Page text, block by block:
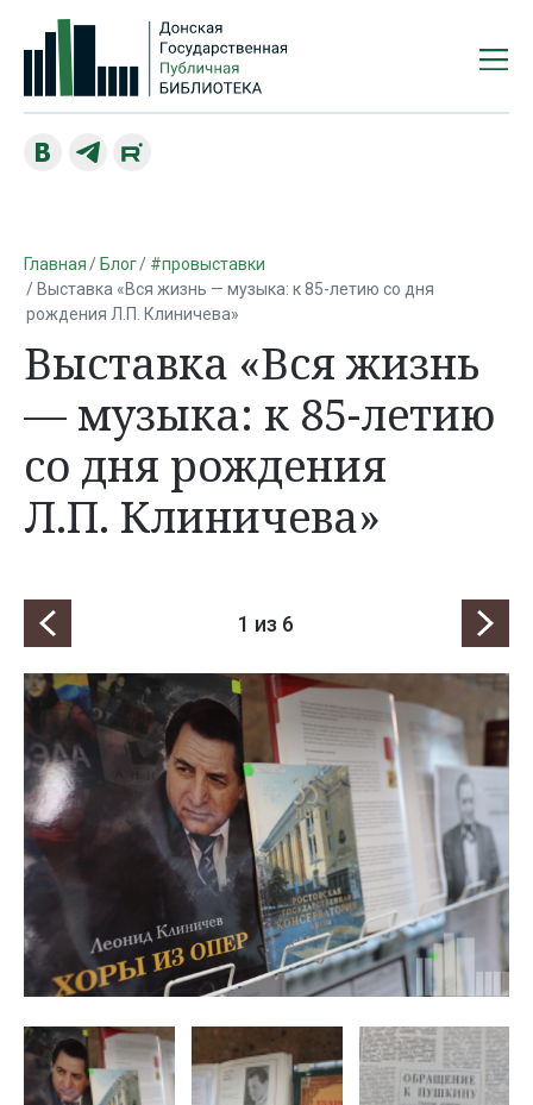
Главная Блог
#провыставки
Выставка «Вся жизнь — музыка: к 85-летию со дня
рождения Л.П. Клиничева»
Выставка «Вся жизнь
— музыка: к 85-летию
со дня рождения
Л.П. Клиничева»
1 из 6